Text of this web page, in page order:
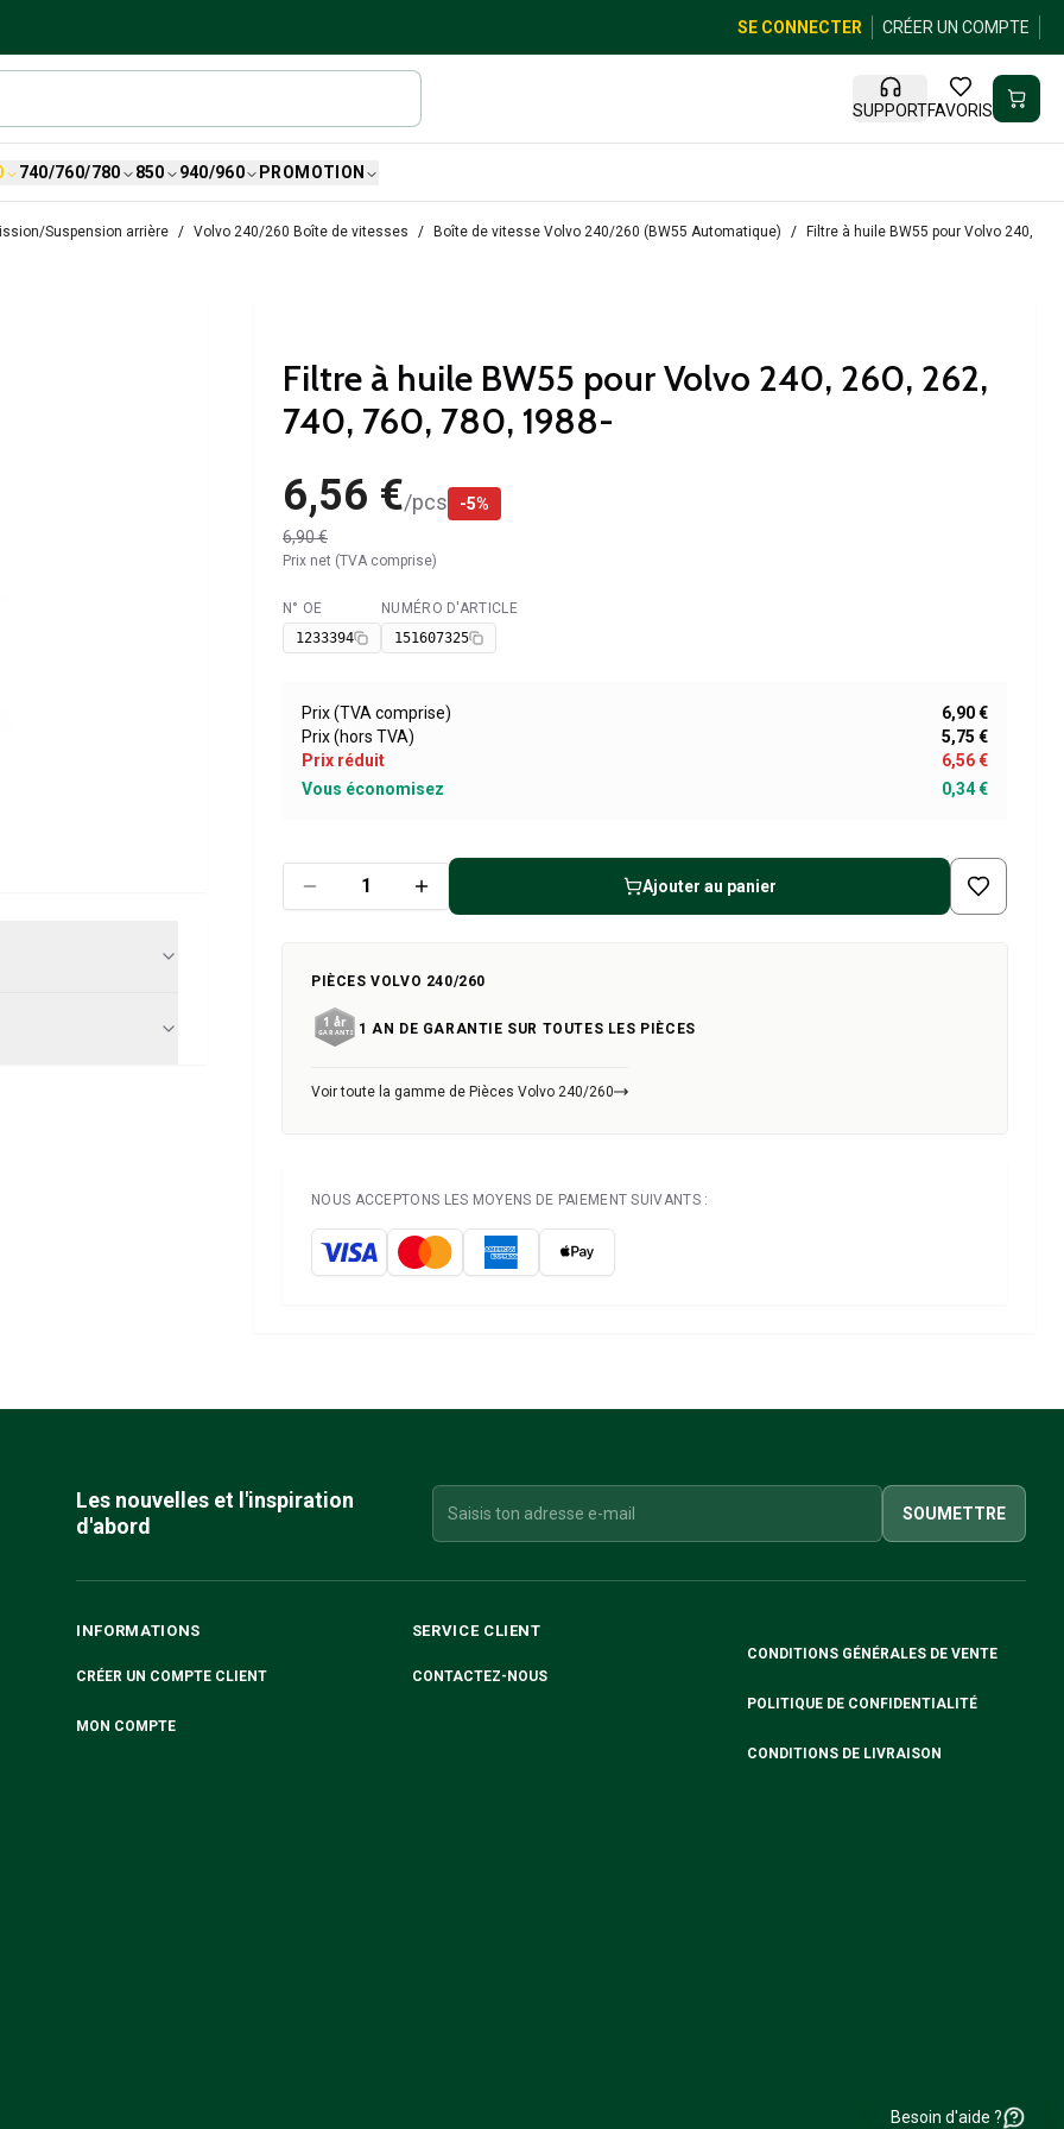
SE CONNECTER CRÉER UN COMPTE
SUPPORTFAVORIS
740/760/780 850 940/960 PROMOTION
Suspension arrière Volvo 240/260 Boîte de vitesses Boîte de vitesse Volvo 240/260 (BW55 Automatique) Filtre à huile BW55 pour Volvo 240,
Filtre à huile BW55 pour Volvo 240, 260, 262,
740, 760, 780, 1988-
6,56 €/pcs -5%
6,90 €
Prix net (TVA comprise)
Disponible
N° OE
1233394
NUMÉRO D'ARTICLE
151607325
Prix (TVA comprise)
6,90 €
Prix (hors TVA)
5,75 €
Prix réduit
6,56 €
Vous économisez
0,34 €
Ajouter au panier
PIÈCES VOLVO 240/260
1 AN DE GARANTIE SUR TOUTES LES PIÈCES
Voir toute la gamme de Pièces Volvo 240/260
NOUS ACCEPTONS LES MOYENS DE PAIEMENT SUIVANTS :
Les nouvelles et l'inspiration
d'abord
SOUMETTRE
INFORMATIONS
CRÉER UN COMPTE CLIENT
MON COMPTE
SERVICE CLIENT
CONTACTEZ-NOUS
CONDITIONS GÉNÉRALES DE VENTE
POLITIQUE DE CONFIDENTIALITÉ
CONDITIONS DE LIVRAISON
Besoin d'aide ?